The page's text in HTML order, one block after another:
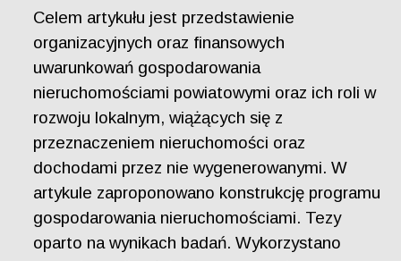
Celem artykułu jest przedstawienie
organizacyjnych oraz finansowych
uwarunkowań gospodarowania
nieruchomościami powiatowymi oraz ich roli w
rozwoju lokalnym, wiążących się z
przeznaczeniem nieruchomości oraz
dochodami przez nie wygenerowanymi. W
artykule zaproponowano konstrukcję programu
gospodarowania nieruchomościami. Tezy
oparto na wynikach badań. Wykorzystano